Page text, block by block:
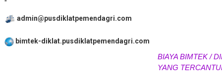
"
admin@pusdiklatpemendagri.com
bimtek-diklat.pusdiklatpemendagri.com
BIAYA BIMTEK /
YANG